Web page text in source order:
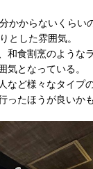
からないくらい
とした雰囲気。
食割烹のような
となっている。
ど様々なタイプ
たほうが良いかも